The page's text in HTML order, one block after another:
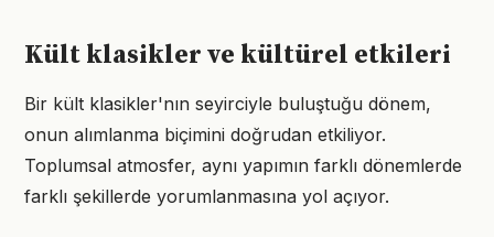
Kült klasikler ve kültürel etkileri
Bir kült klasikler'nın seyirciyle buluştuğu dönem,
onun alımlanma biçimini doğrudan etkiliyor.
Toplumsal atmosfer, aynı yapımın farklı dönemlerde
farklı şekillerde yorumlanmasına yol açıyor.